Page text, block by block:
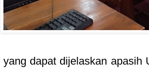
yang dapat dijelaskan apasih